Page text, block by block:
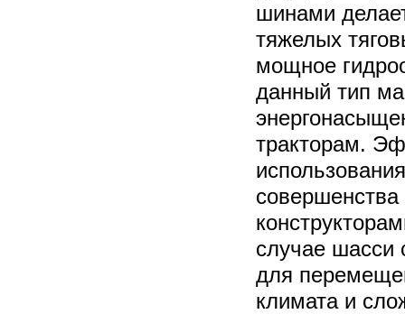
шинами
тяжелых
мощное
данный тип
тракторам.
случае шасси
для
климата и